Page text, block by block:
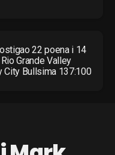
22 poena i 14
Grande Valley
City Bullsima 137:100